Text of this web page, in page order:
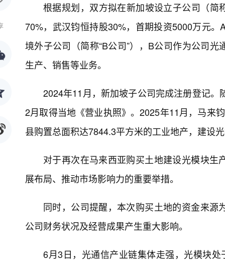
根据规划，双方拟在新加坡设立子公司（简
70%，武汉钧恒持股30%，首期投资5000万元
境外子公司（简称“B公司”），B公司作为公司
生产、销售等业务。
2024年11月，新加坡子公司完成注册登记
2月取得当地《营业执照》。2025年11月，马来
县购置总面积达7844.3平方米的工业地产，建设
对于再次在马来西亚购买土地建设光模块
展布局、推动市场影响力的重要举措。
同时，公司提醒，本次购买土地的资金来
公司财务状况及经营成果产生重大影响。
6月3日，光通信产业链集体走强，光模块